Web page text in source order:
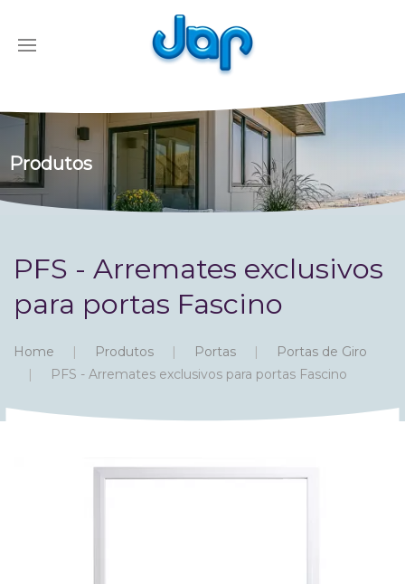
Produtos
PFS - Arremates exclusivos
para portas Fascino
Home Produtos Portas
Portas de Giro
PFS - Arremates exclusivos para portas Fascino